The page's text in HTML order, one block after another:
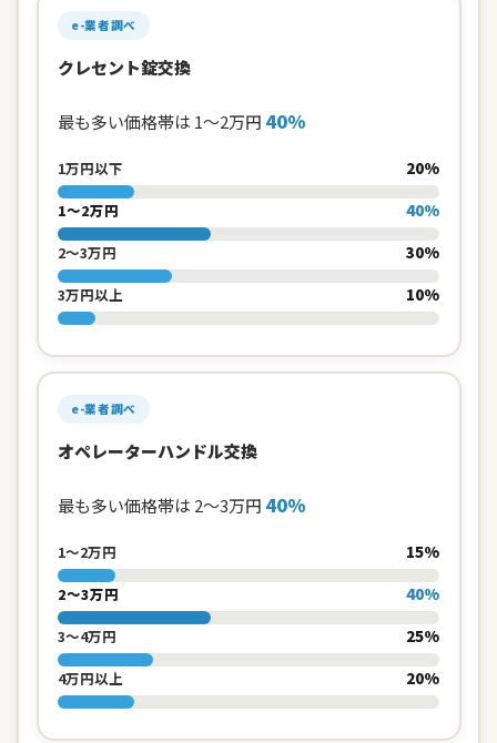
e-業者調べ
クレセント錠交換
最も多い価格帯は 1〜2万円 40%
1万円以下 20%
1〜2万円 40%
2〜3万円 30%
3万円以上 10%
e-業者調べ
オペレーターハンドル交換
最も多い価格帯は 2〜3万円 40%
1〜2万円 15%
2〜3万円 40%
3〜4万円 25%
4万円以上 20%